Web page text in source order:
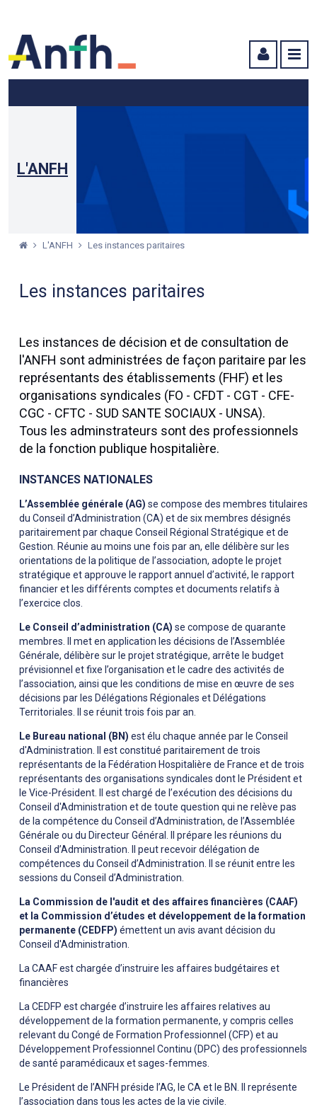
L'ANFH
L'ANFH Les instances paritaires
Les instances paritaires
Les instances de décision et de consultation de
l'ANFH sont administrées de façon paritaire par les
représentants des établissements (FHF) et les
organisations syndicales (FO - CFDT - CGT - CFE-
CGC - CFTC - SUD SANTE SOCIAUX - UNSA).
Tous les adminstrateurs sont des professionnels
de la fonction publique hospitalière.
INSTANCES NATIONALES
L’Assemblée générale (AG) se compose des membres titulaires
du Conseil d’Administration (CA) et de six membres désignés
paritairement par chaque Conseil Régional Stratégique et de
Gestion. Réunie au moins une fois par an, elle délibère sur les
orientations de la politique de l’association, adopte le projet
stratégique et approuve le rapport annuel d’activité, le rapport
financier et les différents comptes et documents relatifs à
l’exercice clos.
Le Conseil d’administration (CA) se compose de quarante
membres. Il met en application les décisions de l’Assemblée
Générale, délibère sur le projet stratégique, arrête le budget
prévisionnel et fixe l’organisation et le cadre des activités de
l’association, ainsi que les conditions de mise en œuvre de ses
décisions par les Délégations Régionales et Délégations
Territoriales. Il se réunit trois fois par an.
Le Bureau national (BN) est élu chaque année par le Conseil
d'Administration. Il est constitué paritairement de trois
représentants de la Fédération Hospitalière de France et de trois
représentants des organisations syndicales dont le Président et
le Vice-Président. Il est chargé de l’exécution des décisions du
Conseil d'Administration et de toute question qui ne relève pas
de la compétence du Conseil d’Administration, de l’Assemblée
Générale ou du Directeur Général. Il prépare les réunions du
Conseil d’Administration. Il peut recevoir délégation de
compétences du Conseil d’Administration. Il se réunit entre les
sessions du Conseil d’Administration.
La Commission de l'audit et des affaires financières (CAAF)
et la Commission d’études et développement de la formation
permanente (CEDFP) émettent un avis avant décision du
Conseil d'Administration.
La CAAF est chargée d’instruire les affaires budgétaires et
financières
La CEDFP est chargée d’instruire les affaires relatives au
développement de la formation permanente, y compris celles
relevant du Congé de Formation Professionnel (CFP) et au
Développement Professionnel Continu (DPC) des professionnels
de santé paramédicaux et sages-femmes.
Le Président de l’ANFH préside l’AG, le CA et le BN. Il représente
l’association dans tous les actes de la vie civile.